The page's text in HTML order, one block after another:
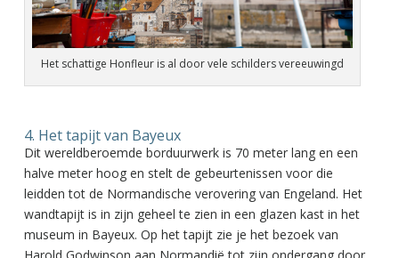
Het schattige Honfleur is al door vele schilders vereeuwingd
4. Het tapijt van Bayeux
Dit wereldberoemde borduurwerk is 70 meter lang en een
halve meter hoog en stelt de gebeurtenissen voor die
leidden tot de Normandische verovering van Engeland. Het
wandtapijt is in zijn geheel te zien in een glazen kast in het
museum in Bayeux. Op het tapijt zie je het bezoek van